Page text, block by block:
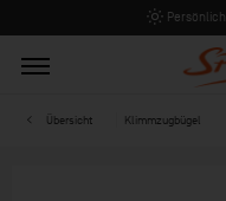
Persönliche
Übersicht Klimmzugbügel